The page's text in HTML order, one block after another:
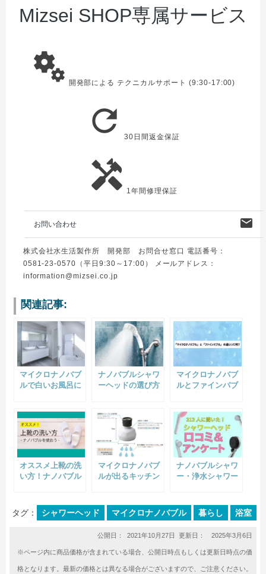
Mizsei SHOP専属サービス
miscellaneous_services 開発部による テクニカルサポート (9:30-17:00)
refresh 30日間返金保証
handyman 1年間修理保証
お問い合わせ mail
株式会社水生活製作所 開発部 お問合せ窓口 電話番号：
0581-23-0570（平日9:30～17:00） メールアドレス：
information@mizsei.co.jp
関連記事:
マイクロナノバブ
ルで白いお風呂に
度によっては白濁
しません
ナノバブルシャワ
ーヘッドの選び方
を比較
マイクロナノバブ
ルとファインバブ
オススメ上靴の洗
い方！ナノバブル
マイクロナノバブ
ルが出るキッチン
ナノバブルシャワ
ー・浄水シャワー
ト結果
タグ： シャワーヘッド マイクロナノバブル 暮らし 浴室
公開日： 2021年10月27日 更新日： 2025年3月6日
※ページ内に商品価格が含まれている場合、公開日時点もしくは更新日時点の価
格となります。最新の価格とは異なる場合がございますので、ご注意ください。